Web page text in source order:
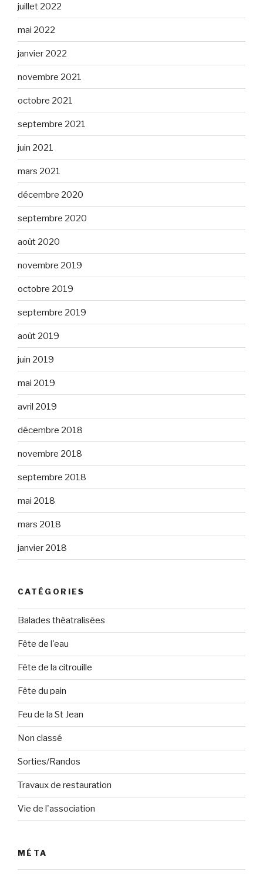
juillet 2022
mai 2022
janvier 2022
novembre 2021
octobre 2021
septembre 2021
juin 2021
mars 2021
décembre 2020
septembre 2020
août 2020
novembre 2019
octobre 2019
septembre 2019
août 2019
juin 2019
mai 2019
avril 2019
décembre 2018
novembre 2018
septembre 2018
mai 2018
mars 2018
janvier 2018
CATÉGORIES
Balades théatralisées
Fête de l'eau
Fête de la citrouille
Fête du pain
Feu de la St Jean
Non classé
Sorties/Randos
Travaux de restauration
Vie de l'association
MÉTA